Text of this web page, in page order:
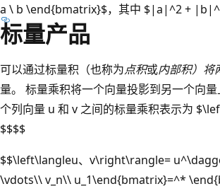
a \ b \end{bmatrix}$，其中 $|a|^2 +
标量产品
可以通过标量积（也称为点积或内部积）将
量。 标量乘积将一个向量投影到另一个向
个列向量 u 和 v 之间的标量乘积表示为
$$$$
$$\left\langleu、v\right\rangle=
\vdots\\ v_n\\ u_1\end{bmatrix}=^*